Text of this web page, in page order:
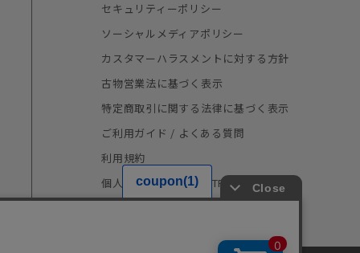
セキュリティーポリシー
ソーシャルメディアポリシー
カスタマーハラスメントに対する方針
古物営業法に基づく表示
特定商取引に関する法律に基づく表示
ご利用ガイド / よくある質問
利用規約
個人情報の取り扱い（TRUSTe）